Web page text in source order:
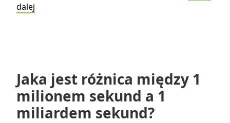
dalej
Jaka jest różnica między 1
milionem sekund a 1
miliardem sekund?